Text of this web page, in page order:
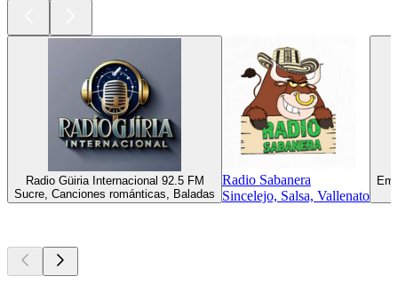
Radio Güiria Internacional 92.5 FM
Sucre, Canciones románticas, Baladas
Radio Sabanera
Sincelejo, Salsa, Vallenato